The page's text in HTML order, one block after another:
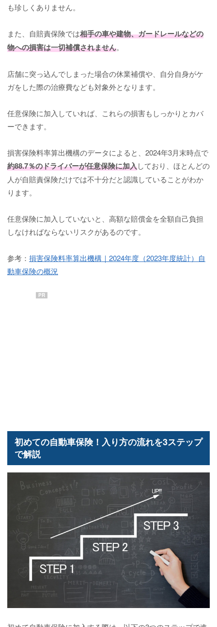
も珍しくありません。
また、自賠責保険では相手の車や建物、ガードレールなどの
物への損害は一切補償されません。
店舗に突っ込んでしまった場合の休業補償や、自分自身がケ
ガをした際の治療費なども対象外となります。
任意保険に加入していれば、これらの損害もしっかりとカバ
ーできます。
損害保険料率算出機構のデータによると、2024年3月末時点で
約88.7％のドライバーが任意保険に加入しており、ほとんどの
人が自賠責保険だけでは不十分だと認識していることがわか
ります。
任意保険に加入していないと、高額な賠償金を全額自己負担
しなければならないリスクがあるのです。
参考： 損害保険料率算出機構｜2024年度（2023年度統計）自
動車保険の概況
PR
初めての自動車保険！入り方の流れを3ステップ
で解説